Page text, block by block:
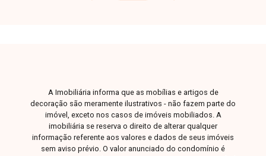
cascata e ducha. No pavimento superior, possui
três suítes, sendo duas com sacada e uma com
closet. O imóvel conta com armários planejados
em todos os ambientes, duas vagas de garagem
cobertas e espaço adicional para
A Imobiliária informa que as mobílias e artigos de
decoração são meramente ilustrativos - não fazem parte do
imóvel, exceto nos casos de imóveis mobiliados. A
imobiliária se reserva o direito de alterar qualquer
informação referente aos valores e dados de seus imóveis
sem aviso prévio. O valor anunciado do condomínio é